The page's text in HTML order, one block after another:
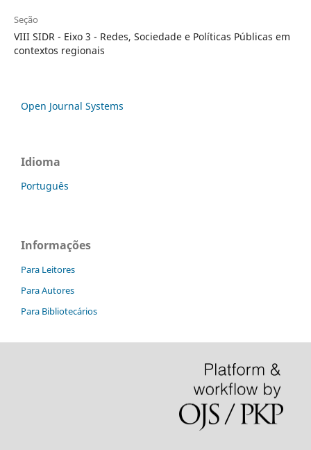
Seção
VIII SIDR - Eixo 3 - Redes, Sociedade e Políticas Públicas em
contextos regionais
Open Journal Systems
Idioma
Português
Informações
Para Leitores
Para Autores
Para Bibliotecários